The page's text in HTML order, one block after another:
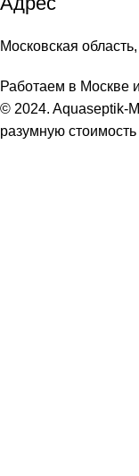
Московская
Работаем в Москве
© 2024. Aquaseptik-
разумную стоимость